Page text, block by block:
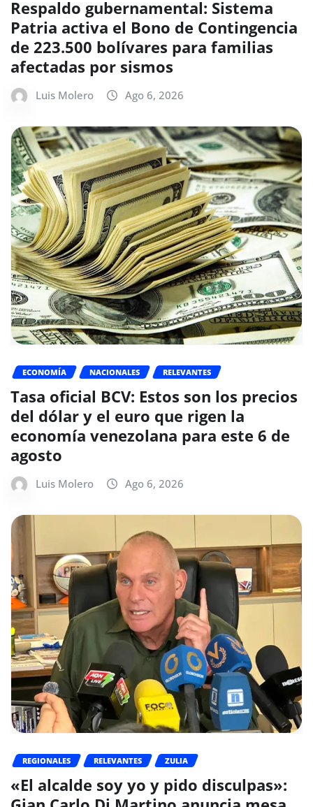
Respaldo gubernamental: Sistema
Patria activa el Bono de Contingencia
de 223.500 bolívares para familias
afectadas por sismos
Luis Molero Ago 6, 2026
ECONOMÍA NACIONALES RELEVANTES
Tasa oficial BCV: Estos son los precios
del dólar y el euro que rigen la
economía venezolana para este 6 de
agosto
Luis Molero Ago 6, 2026
REGIONALES RELEVANTES ZULIA
«El alcalde soy yo y pido disculpas»: